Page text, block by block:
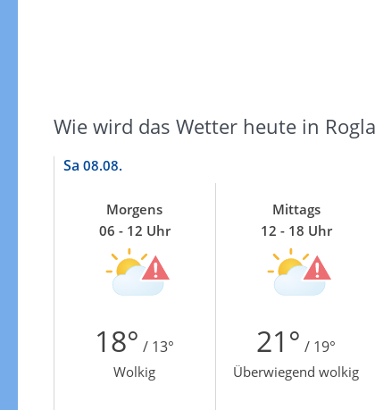
Wie wird das Wetter heute in
Sa 08.08.
Morgens
06 - 12 Uhr
Mittags
12 - 18 Uhr
18° / 13° 21° / 19°
Wolkig Überwiegend wolkig